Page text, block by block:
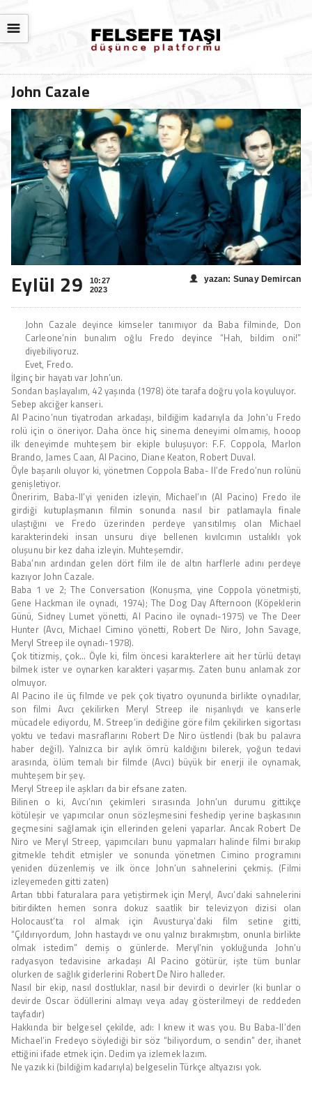
☰
John Cazale
Eylül 29
10:27
2023
yazan: Sunay Demircan
John Cazale deyince kimseler tanımıyor da Baba filminde, Don
Carleone’nin bunalım oğlu Fredo deyince “Hah, bildim oni!”
diyebiliyoruz.
Evet, Fredo.
İlginç bir hayatı var John’un.
Sondan başlayalım, 42 yaşında (1978) öte tarafa doğru yola koyuluyor.
Sebep akciğer kanseri.
Al Pacino’nun tiyatrodan arkadaşı, bildiğim kadarıyla da John’u Fredo
rolü için o öneriyor. Daha önce hiç sinema deneyimi olmamış, hooop
ilk deneyimde muhteşem bir ekiple buluşuyor: F.F. Coppola, Marlon
Brando, James Caan, Al Pacino, Diane Keaton, Robert Duval.
Öyle başarılı oluyor ki, yönetmen Coppola Baba- II’de Fredo’nun rolünü
genişletiyor.
Öneririm, Baba-II’yi yeniden izleyin, Michael’ın (Al Pacino) Fredo ile
girdiği kutuplaşmanın filmin sonunda nasıl bir patlamayla finale
ulaştığını ve Fredo üzerinden perdeye yansıtılmış olan Michael
karakterindeki insan unsuru diye bellenen kıvılcımın ustalıklı yok
oluşunu bir kez daha izleyin. Muhteşemdir.
Baba’nın ardından gelen dört film ile de altın harflerle adını perdeye
kazıyor John Cazale.
Baba 1 ve 2; The Conversation (Konuşma, yine Coppola yönetmişti,
Gene Hackman ile oynadı, 1974); The Dog Day Afternoon (Köpeklerin
Günü, Sidney Lumet yönetti, Al Pacino ile oynadı-1975) ve The Deer
Hunter (Avcı, Michael Cimino yönetti, Robert De Niro, John Savage,
Meryl Streep ile oynadı-1978).
Çok titizmiş, çok… Öyle ki, film öncesi karakterlere ait her türlü detayı
bilmek ister ve oynarken karakteri yaşarmış. Zaten bunu anlamak zor
olmuyor.
Al Pacino ile üç filmde ve pek çok tiyatro oyununda birlikte oynadılar,
son filmi Avcı çekilirken Meryl Streep ile nişanlıydı ve kanserle
mücadele ediyordu, M. Streep’in dediğine göre film çekilirken sigortası
yoktu ve tedavi masraflarını Robert De Niro üstlendi (bak bu palavra
haber değil). Yalnızca bir aylık ömrü kaldığını bilerek, yoğun tedavi
arasında, ölüm temalı bir filmde (Avcı) büyük bir enerji ile oynamak,
muhteşem bir şey.
Meryl Streep ile aşkları da bir efsane zaten.
Bilinen o ki, Avcı’nın çekimleri sırasında John’un durumu gittikçe
kötüleşir ve yapımcılar onun sözleşmesini feshedip yerine başkasının
geçmesini sağlamak için ellerinden geleni yaparlar. Ancak Robert De
Niro ve Meryl Streep, yapımcıları bunu yapmaları halinde filmi bırakıp
gitmekle tehdit etmişler ve sonunda yönetmen Cimino programını
yeniden düzenlemiş ve ilk önce John’un sahnelerini çekmiş. (Filmi
izleyemeden gitti zaten)
Artan tıbbi faturalara para yetiştirmek için Meryl, Avcı’daki sahnelerini
bitirdikten hemen sonra dokuz saatlik bir televizyon dizisi olan
Holocaust’ta rol almak için Avusturya’daki film setine gitti,
“Çıldırıyordum, John hastaydı ve onu yalnız bırakmıştım, onunla birlikte
olmak istedim” demiş o günlerde. Meryl’nin yokluğunda John’u
radyasyon tedavisine arkadaşı Al Pacino götürür, işte tüm bunlar
olurken de sağlık giderlerini Robert De Niro halleder.
Nasıl bir ekip, nasıl dostluklar, nasıl bir devirdi o devirler (ki bunlar o
devirde Oscar ödüllerini almayı veya aday gösterilmeyi de reddeden
tayfadır)
Hakkında bir belgesel çekilde, adı: I knew it was you. Bu Baba-II’den
Michael’in Fredeyo söylediği bir söz “biliyordum, o sendin” der, ihanet
ettiğini ifade etmek için. Dedim ya izlemek lazım.
Ne yazık ki (bildiğim kadarıyla) belgeselin Türkçe altyazısı yok.